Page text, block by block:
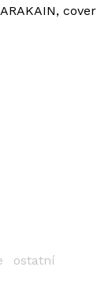
cover
ostatní